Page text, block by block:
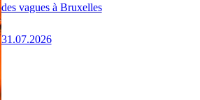
des vagues à Bruxelles
31.07.2026